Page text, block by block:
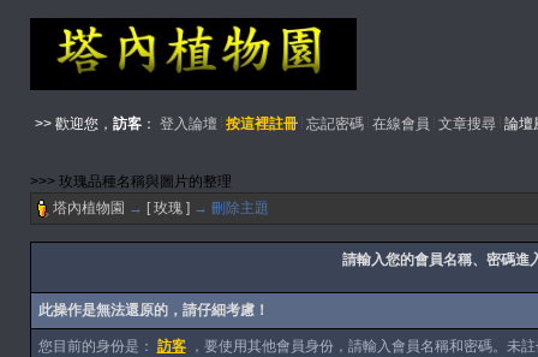
>> 歡迎您， 訪客： 登入論壇 按這裡註冊 忘記密碼 在線會員 文章搜尋 論壇
>>> 玫瑰品種名稱與圖片的整理
塔內植物園 → [ 玫瑰 ] → 刪除主題
請輸入您的會員名稱、密碼進
此操作是無法還原的，請仔細考慮！
您目前的身份是： 訪客，要使用其他會員身份，請輸入會員名稱和密碼。未